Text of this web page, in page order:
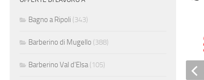
Bagno a Ripoli (343)
Barberino di Mugello (388)
Barberino Val d'Elsa(105)